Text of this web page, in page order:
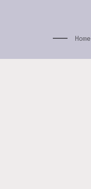
Home